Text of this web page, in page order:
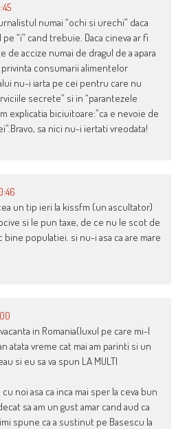
numai “ochi si urechi” daca
“i” cand trebuie. Daca cineva ar fi
accize numai de dragul de a apara
consumarii alimentelor
nu-i iarta pe cei pentru care nu
secrete” si in “parantezele
explicatia biciuitoare:”ca e nevoie de
sa nici nu-i iertati vreodata!
un tip ieri la kissfm (un ascultator)
si le pun taxe, de ce nu le scot de
populatiei. si nu-i asa ca are mare
in Romania(luxul pe care mi-l
atata vreme cat mai am parinti si un
si eu sa va spun LA MULTI
noi asa ca inca mai sper la ceva bun
sa am un gust amar cand aud ca
spune ca a sustinut pe Basescu la